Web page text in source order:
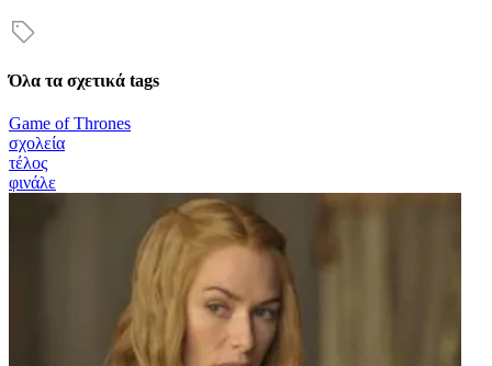
Όλα τα σχετικά tags
Game of Thrones
σχολεία
τέλος
φινάλε